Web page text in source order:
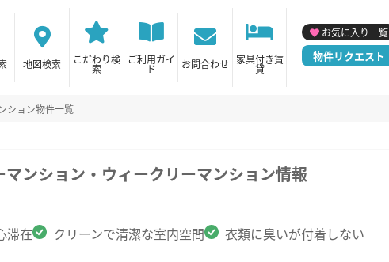
地図検索 こだわり検
索
ご利用ガイ
ド お問合わせ 家具付き賃
貸
お気に入り一覧
物件リクエスト
ション物件一覧
ンション・ウィークリーマンション情報
滞在 クリーンで清潔な室内空間 衣類に臭いが付着しない